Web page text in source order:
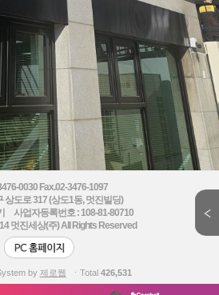
0030 Fax.02-3476-1097
상도로 317 (상도1동, 멋진빌딩)
사업자등록번호 : 108-81-80710
멋진세상(주) All Rights Reserved
by 제로웹 ㆍTotal 426,531